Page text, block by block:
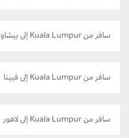
سافر من Kuala Lumpur إلى بيشاور
سافر من Kuala Lumpur إلى فيينا
سافر من Kuala Lumpur إلى لاهور